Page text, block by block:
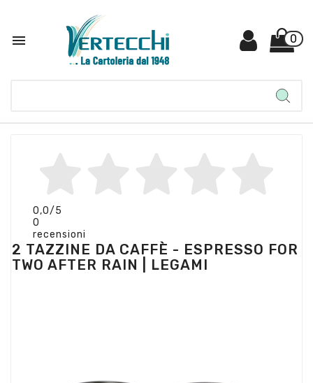
 0
0,0/5
0
recensioni
2 TAZZINE DA CAFFÈ - ESPRESSO FOR
TWO AFTER RAIN | LEGAMI